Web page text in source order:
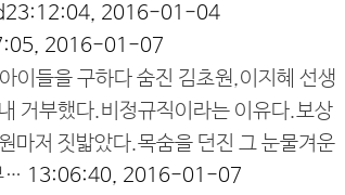
23:12:04, 2016-01-04
2016-01-07
이들을 구하다 숨진 김초원,이지혜 선생
거부했다.비정규직이라는 이유다.보상
마저 짓밟았다.목숨을 던진 그 눈물겨운
… 13:06:40, 2016-01-07